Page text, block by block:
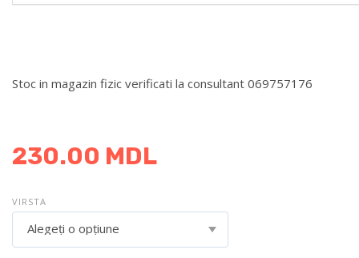
Stoc in magazin fizic verificati la consultant 069757176
230.00 MDL
VIRSTA
Alegeți o opțiune